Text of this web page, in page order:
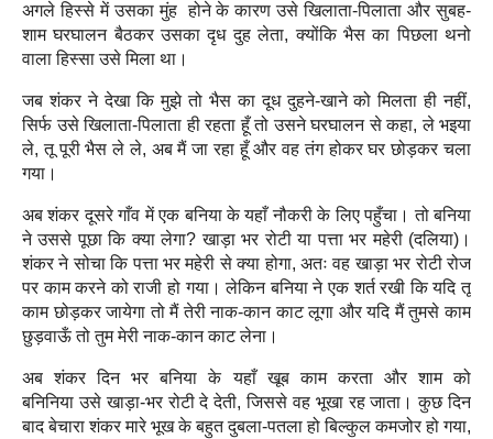
अगले हिस्से में उसका मुंह होने के कारण उसे खिलाता-पिलाता और सुबह-
शाम घरघालन बैठकर उसका दृध दुह लेता, क्योंकि भैस का पिछला थनो
वाला हिस्सा उसे मिला था।
जब शंकर ने देखा कि मुझे तो भैस का दूध दुहने-खाने को मिलता ही नहीं,
सिर्फ उसे खिलाता-पिलाता ही रहता हूँ तो उसने घरघालन से कहा, ले भइया
ले, तू पूरी भैस ले ले, अब मैं जा रहा हूँ और वह तंग होकर घर छोड़कर चला
गया।
अब शंकर दूसरे गाँव में एक बनिया के यहाँ नौकरी के लिए पहुँचा। तोबनिया
ने उससे पूछा कि क्‍या लेगा? खाड़ा भर रोटी या पत्ता भर महेरी (दलिया)।
शंकर ने सोचा कि पत्ता भर महेरी से क्‍या होगा, अतः वह खाड़ा भर रोटी रोज
पर काम करने को राजी हो गया। लेकिन बनिया ने एक शर्त रखी कि यदि तू
काम छोड़कर जायेगा तो मैं तेरी नाक-कान काट लूगा और यदि मैं तुमसे काम
छुड़वाऊँ तो तुम मेरी नाक-कान काट लेना।
अब शंकर दिन भर बनिया के यहाँ खूब काम करता और शाम को
बनिनियाउसे खाड़ा-भर रोटी दे देती, जिससे वह भूखा रह जाता। कुछ दिन
बाद बेचारा शंकर मारे भूख के बहुत दुबला-पतला हो बिल्कुल कमजोर हो गया,